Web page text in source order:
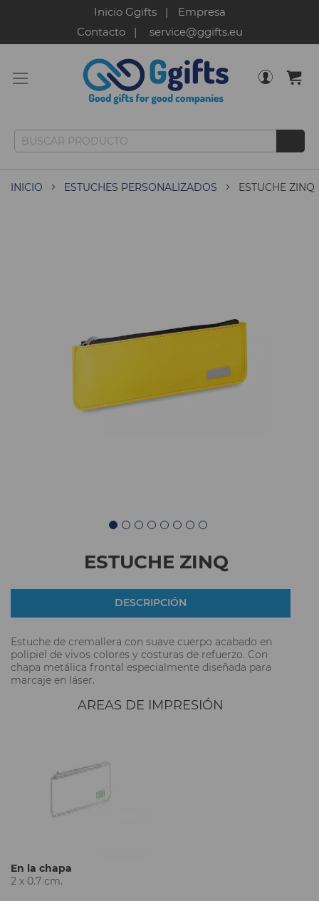
Inicio Ggifts
Empresa
Contacto
service@ggifts.eu
INICIO ESTUCHES PERSONALIZADOS ESTUCHE ZINQ
ESTUCHE ZINQ
DESCRIPCIÓN
Estuche de cremallera con suave cuerpo acabado en
polipiel de vivos colores y costuras de refuerzo. Con
chapa metálica frontal especialmente diseñada para
marcaje en láser.
AREAS DE IMPRESIÓN
En la chapa
2 x 0.7 cm.